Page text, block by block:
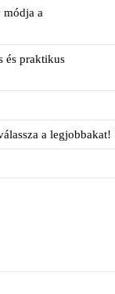
módja a
és praktikus
a legjobbakat!